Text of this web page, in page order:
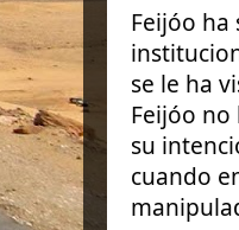
Feijóo
se le ha
Feijóo
su
cuando